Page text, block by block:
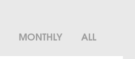
MONTHLY ALL